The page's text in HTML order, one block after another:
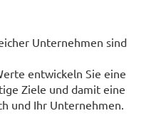
Unternehmen sind
entwickeln Sie eine
Ziele und damit eine
und Ihr Unternehmen.